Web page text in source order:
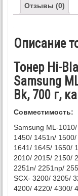
Отзывы (0)
Описание
Тонер Hi-
Samsung
Bk, 700 г,
Совместимость:
Samsung ML-
1450/ 1451n/
1641/ 1645/ 1650/
2010/ 2015/ 2150/
2251n/ 2251np/
SCX- 3200/ 3205/
4200/ 4220/ 4300/